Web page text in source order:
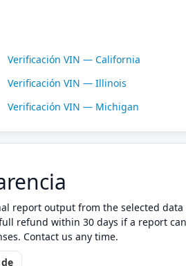
Verificación VIN — California
Verificación VIN — Illinois
Verificación VIN — Michigan
report output from the selected
refund within 30 days if a report
Contact us any time.